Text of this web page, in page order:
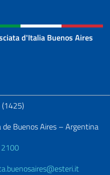
d'Italia Buenos Aires
footer
de Buenos Aires – Argentina